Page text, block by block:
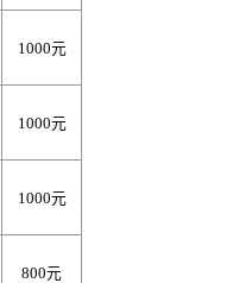
1000元
1000元
1000元
800元